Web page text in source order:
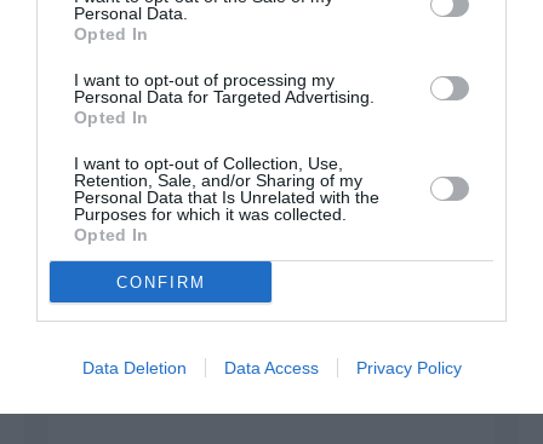
Personal Data.
Opted In
I want to opt-out of processing my
Personal Data for Targeted Advertising.
Opted In
I want to opt-out of Collection, Use,
Retention, Sale, and/or Sharing of my
Personal Data that Is Unrelated with the
Purposes for which it was collected.
Opted In
CONFIRM
Data Deletion Data Access Privacy Policy
DERNIERS COMMENTAIRES
dans un document attribué à China Southern Airlines